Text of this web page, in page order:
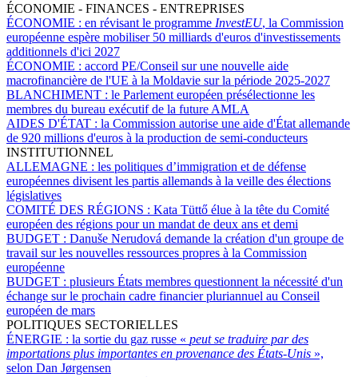
ÉCONOMIE - FINANCES - ENTREPRISES
ÉCONOMIE : en révisant le programme InvestEU, la Commission
européenne espère mobiliser 50 milliards d'euros d'investissements
additionnels d'ici 2027
ÉCONOMIE : accord PE/Conseil sur une nouvelle aide
macrofinancière de l'UE à la Moldavie sur la période 2025-2027
BLANCHIMENT : le Parlement européen présélectionne les
membres du bureau exécutif de la future AMLA
AIDES D'ÉTAT : la Commission autorise une aide d'État allemande
de 920 millions d'euros à la production de semi-conducteurs
INSTITUTIONNEL
ALLEMAGNE : les politiques d’immigration et de défense
européennes divisent les partis allemands à la veille des élections
législatives
COMITÉ DES RÉGIONS : Kata Tüttő élue à la tête du Comité
européen des régions pour un mandat de deux ans et demi
BUDGET : Danuše Nerudová demande la création d'un groupe de
travail sur les nouvelles ressources propres à la Commission
européenne
BUDGET : plusieurs États membres questionnent la nécessité d'un
échange sur le prochain cadre financier pluriannuel au Conseil
européen de mars
POLITIQUES SECTORIELLES
ÉNERGIE : la sortie du gaz russe « peut se traduire par des
importations plus importantes en provenance des États-Unis »,
selon Dan Jørgensen